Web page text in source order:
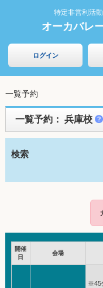
特定非営利活
オーカバレ
ログイン
一覧予約
一覧予約： 兵庫校
検索
開催
日
会場
※45